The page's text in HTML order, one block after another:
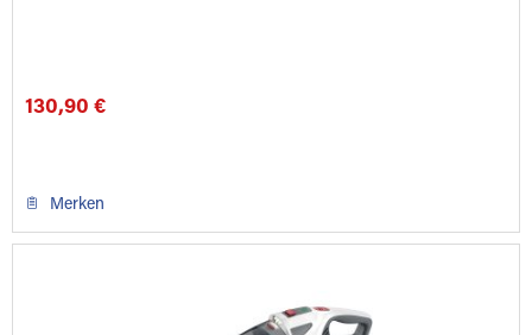
130,90 €
Merken